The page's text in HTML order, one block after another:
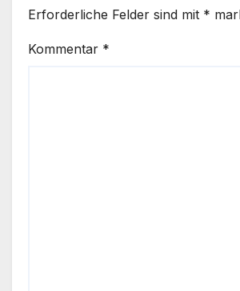
Erforderliche Felder sind mit *
Kommentar *